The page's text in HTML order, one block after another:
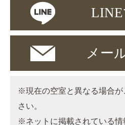
メー
※現在の空室と異なる場合
さい。
※ネットに掲載されている